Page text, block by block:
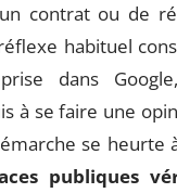
contrat ou de
habituel
dans
à se faire une
se heurte
publiques